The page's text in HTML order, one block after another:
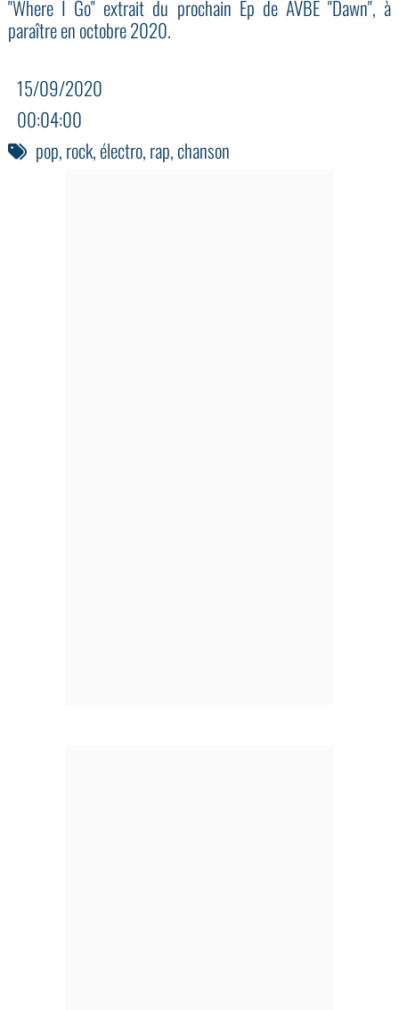
"Where I Go" extrait du prochain Ep de AVBE "Dawn", à
paraître en octobre 2020.
15/09/2020
00:04:00
pop,rock,électro,rap,chanson